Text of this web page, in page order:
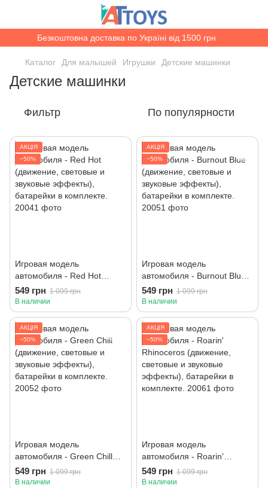
Безкоштовна доставка по Україні від 1500 грн
Каталог Для малышей Игрушки Детские машинки
Детские машинки
Фильтр По популярности
АКЦІЯ
−50%
Игровая модель
автомобиля - Red Hot
(движение, световые и
звуковые эффекты),
батарейки в комплекте.
549 грн 1 099 грн
В наличии
АКЦІЯ
−50%
Игровая модель
автомобиля - Burnout Blue
(движение, световые и
звуковые эффекты),
батарейки в комплекте.
549 грн 1 099 грн
В наличии
АКЦІЯ
−50%
Игровая модель
автомобиля - Green Chill
(движение, световые и
звуковые эффекты),
549 грн 1 099 грн
В наличии
АКЦІЯ
−50%
Игровая модель
автомобиля - Roarin'
Rhinoceros (движение,
световые и звуковые
549 грн 1 099 грн
В наличии